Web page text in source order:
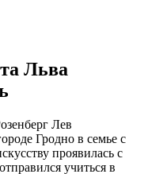
Льва
Лев
Гродно в семье с
проявилась с
учиться в